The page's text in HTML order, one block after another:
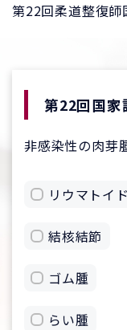
第22回柔道整復
第22回国家
非感染性の肉芽
リウマトイ
結核結節
ゴム腫
らい腫